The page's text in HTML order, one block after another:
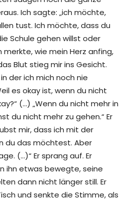
Ich sagte: „ich möchte,
tust. Ich möchte, dass du
Schule gehen willst oder
merkte, wie mein Herz anfing,
Blut stieg mir ins Gesicht.
der ich mich noch nie
es okay ist, wenn du nicht
(…) „Wenn du nicht mehr in
du nicht mehr zu gehen.“ Er
mir, dass ich mit der
du das möchtest. Aber
(…)“ Er sprang auf. Er
ihn etwas bewegte, seine
dann nicht länger still. Er
und senkte die Stimme, als